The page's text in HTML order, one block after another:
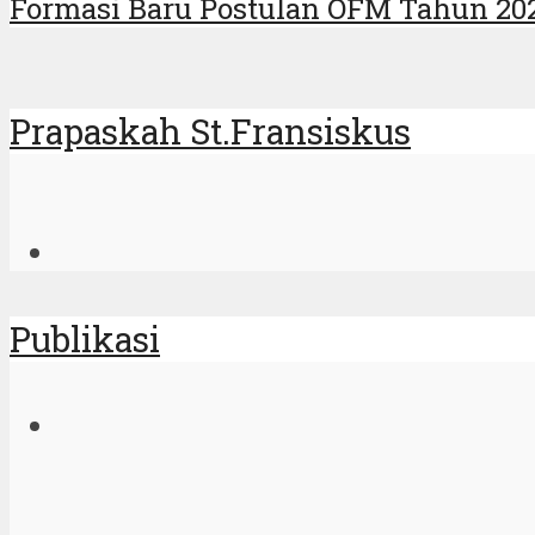
Formasi Baru Postulan OFM Tahun
Prapaskah St.Fransiskus
Publikasi